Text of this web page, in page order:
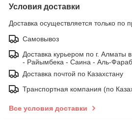
Условия доставки
Доставка осуществляется только по
Самовывоз
Доставка курьером по г. Алматы
- Райымбека - Саина - Аль-
Доставка почтой по Казахстану
Транспортная компания (по
Все условия доставки